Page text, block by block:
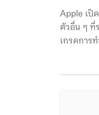
Apple เปิ
ตัวอื่น ๆ ที่
เกรดการ